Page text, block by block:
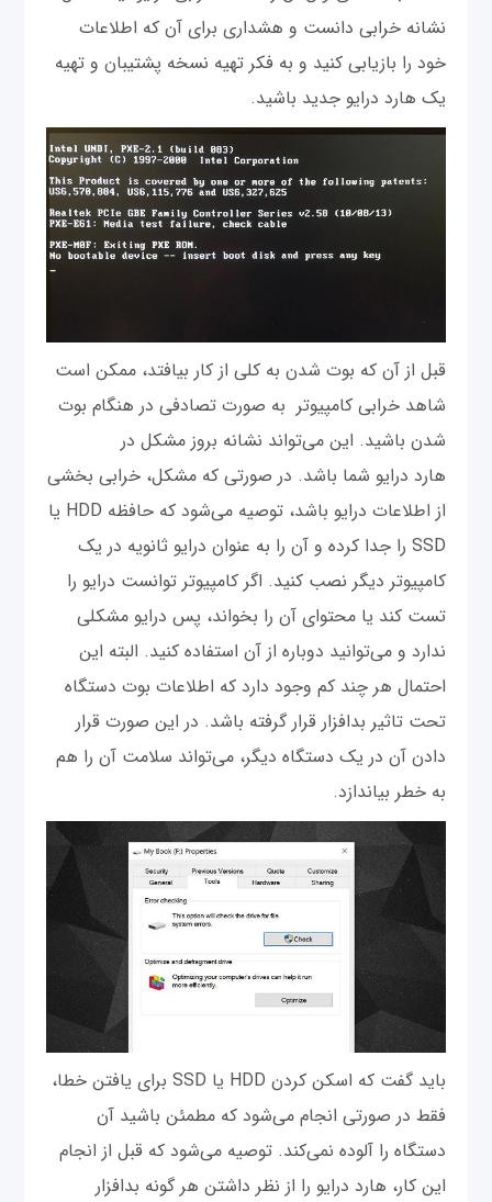
نشانه خرابی دانست و هشداری برای آن که اطلاعات
خود را بازیابی کنید و به فکر تهیه نسخه پشتیبان و تهیه
یک هارد درایو جدید باشید.
قبل از آن که بوت شدن به کلی از کار بیافتد، ممکن است
شاهد خرابی کامپیوتر به صورت تصادفی در هنگام بوت
شدن باشید. این می‌تواند نشانه بروز مشکل در
هارد درایو شما باشد. در صورتی که مشکل، خرابی بخشی
از اطلاعات درایو باشد، توصیه می‌شود که حافظه HDD یا
SSD را جدا کرده و آن را به عنوان درایو ثانویه در یک
کامپیوتر دیگر نصب کنید. اگر کامپیوتر توانست درایو را
تست کند یا محتوای آن را بخواند، پس درایو مشکلی
ندارد و می‌توانید دوباره از آن استفاده کنید. البته این
احتمال هر چند کم وجود دارد که اطلاعات بوت دستگاه
تحت تاثیر بدافزار قرار گرفته باشد. در این صورت قرار
دادن آن در یک دستگاه دیگر، می‌تواند سلامت آن را هم
به خطر بیاندازد.
باید گفت که اسکن کردن HDD یا SSD برای یافتن خطا،
فقط در صورتی انجام می‌شود که مطمئن باشید آن
دستگاه را آلوده نمی‌کند. توصیه می‌شود که قبل از انجام
این کار، هارد درایو را از نظر داشتن هر گونه بدافزار